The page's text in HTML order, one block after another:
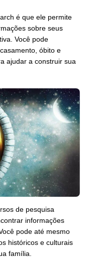
é que ele permite
sobre seus
Você pode
óbito e
ajudar a construir sua
de pesquisa
informações
pode até mesmo
históricos e culturais
família.